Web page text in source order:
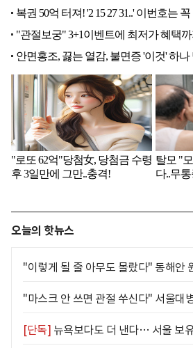
오늘의 핫뉴스
"이렇게 될 줄 아무도 몰랐다" 동해안
"마스크 안 쓰면 관절 쑤신다" 서울대
[단독] 뉴욕보다도 더 낸다… 서울 보